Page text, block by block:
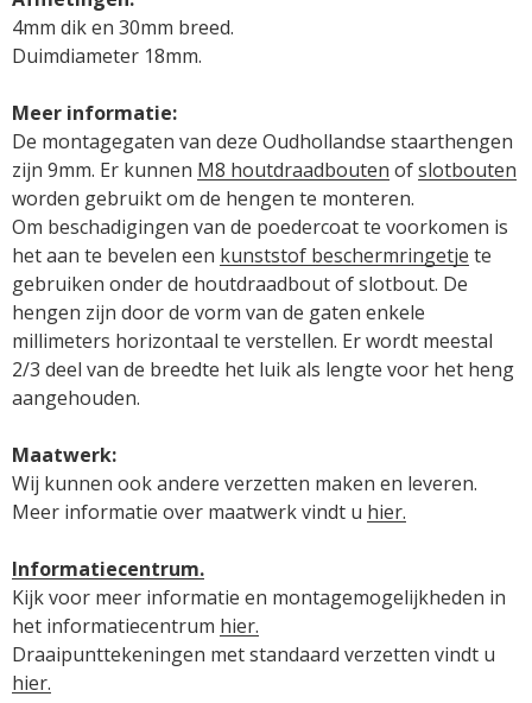
4mm dik en 30mm breed.
Duimdiameter 18mm.
De montagegaten van deze Oudhollandse staarthengen
zijn 9mm. Er kunnen M8 houtdraadbouten of slotbouten
worden gebruikt om de hengen te monteren.
Om beschadigingen van de poedercoat te voorkomen is
het aan te bevelen een kunststof beschermringetje te
gebruiken onder de houtdraadbout of slotbout. De
hengen zijn door de vorm van de gaten enkele
millimeters horizontaal te verstellen. Er wordt meestal
2/3 deel van de breedte het luik als lengte voor het heng
aangehouden.
Maatwerk:
Wij kunnen ook andere verzetten maken en leveren.
Meer informatie over maatwerk vindt u hier.
Informatiecentrum.
Kijk voor meer informatie en montagemogelijkheden in
het informatiecentrum
hier.